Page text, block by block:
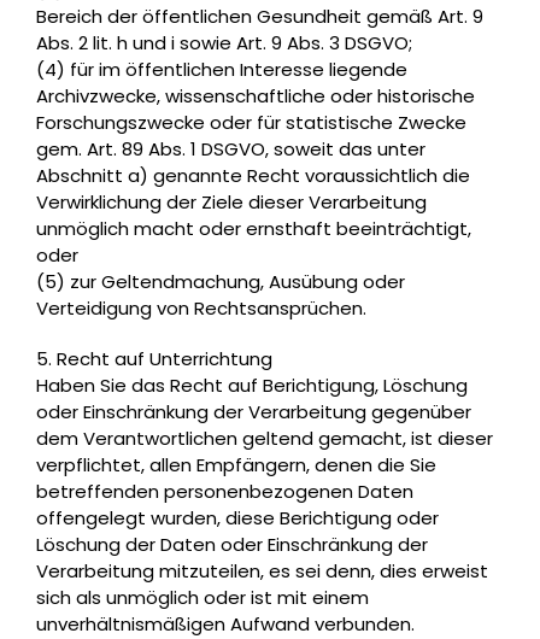
Bereich der öffentlichen Gesundheit gemäß Art. 9
Abs. 2 lit. h und i sowie Art. 9 Abs. 3 DSGVO;
(4) für im öffentlichen Interesse liegende
Archivzwecke, wissenschaftliche oder historische
Forschungszwecke oder für statistische Zwecke
gem. Art. 89 Abs. 1 DSGVO, soweit das unter
Abschnitt a) genannte Recht voraussichtlich die
Verwirklichung der Ziele dieser Verarbeitung
unmöglich macht oder ernsthaft beeinträchtigt,
oder
(5) zur Geltendmachung, Ausübung oder
Verteidigung von Rechtsansprüchen.
5. Recht auf Unterrichtung
Haben Sie das Recht auf Berichtigung, Löschung
oder Einschränkung der Verarbeitung gegenüber
dem Verantwortlichen geltend gemacht, ist dieser
verpflichtet, allen Empfängern, denen die Sie
betreffenden personenbezogenen Daten
offengelegt wurden, diese Berichtigung oder
Löschung der Daten oder Einschränkung der
Verarbeitung mitzuteilen, es sei denn, dies erweist
sich als unmöglich oder ist mit einem
unverhältnismäßigen Aufwand verbunden.